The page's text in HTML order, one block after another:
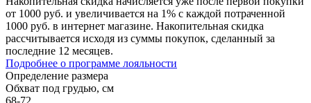
от 1000 руб. и увеличивается на 1% с каждой потраченной
1000 руб. в интернет магазине. Накопительная скидка
рассчитывается исходя из суммы покупок, сделанный за
последние 12 месяцев.
Подробнее о программе лояльности
Определение размера
Обхват под грудью, см
68-72